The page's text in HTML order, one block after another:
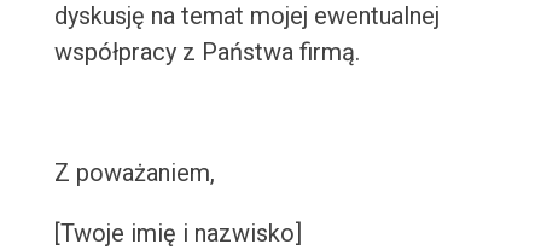
dyskusję na temat mojej ewentualnej
współpracy z Państwa firmą.
Z poważaniem,
[Twoje imię i nazwisko]